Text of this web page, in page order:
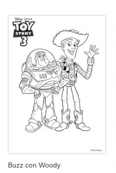
Buzz con Woody